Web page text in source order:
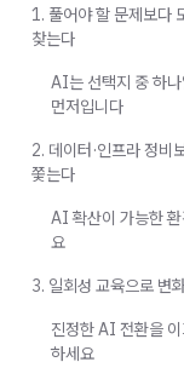
1. 풀어야 할 문제보다
찾는다
AI는 선택지 중 하
먼저입니다
2. 데이터·인프라 정비
쫓는다
AI 확산이 가능한
요
3. 일회성 교육으로 변
진정한 AI 전환을
하세요